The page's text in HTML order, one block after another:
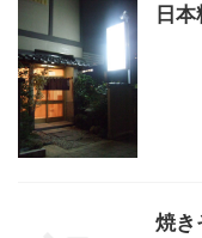
日
焼